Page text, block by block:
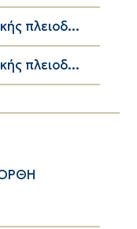
πλειοδ...
πλειοδ...